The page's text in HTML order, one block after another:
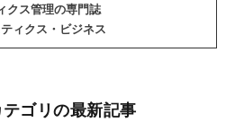
クス管理の専門誌
ィクス・ビジネス
テゴリの最新記事